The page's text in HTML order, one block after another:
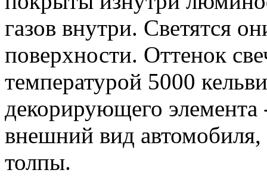
газов внутри. Светятся
поверхности. Оттенок
температурой 5000
декорирующего
внешний вид
толпы.